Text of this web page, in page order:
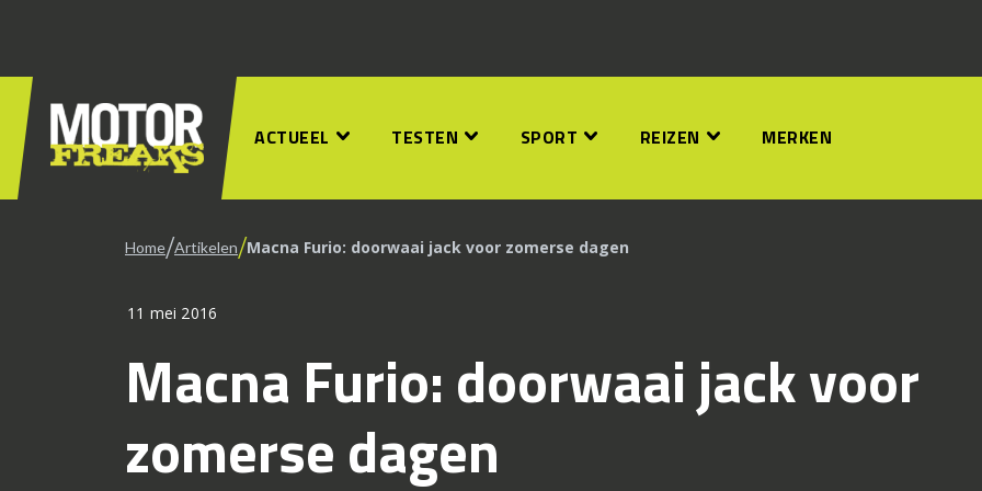
ACTUEEL TESTEN SPORT REIZEN MERKEN
Home/Artikelen/Macna Furio: doorwaai jack voor zomerse dagen
11 mei 2016
Macna Furio: doorwaai jack voor
zomerse dagen